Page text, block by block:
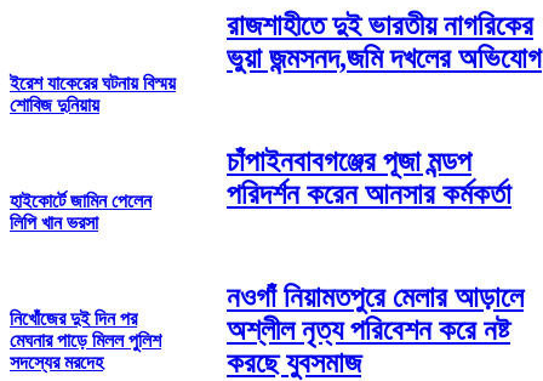
ইরেশ যাকেরের ঘটনায় বিস্ময়
শোবিজ দুনিয়ায়
হাইকোর্টে জামিন পেলেন
লিপি খান ভরসা
নিখোঁজের দুই দিন পর
মেঘনার পাড়ে মিলল পুলিশ
সদস্যের মরদেহ
রাজশাহীতে দুই ভারতীয় নাগরিকের
ভুয়া জন্মসনদ,জমি দখলের অভিযোগ
চাঁপাইনবাবগঞ্জের পূজা মন্ডপ
পরিদর্শন করেন আনসার কর্মকর্তা
নওগাঁ নিয়ামতপুরে মেলার আড়ালে
অশ্লীল নৃত্য পরিবেশন করে নষ্ট
করছে যুবসমাজ